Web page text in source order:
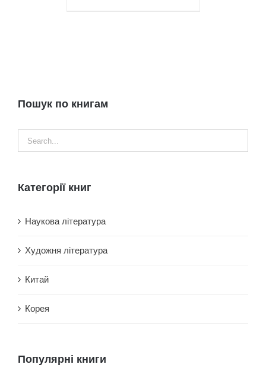
Пошук по книгам
Категорії книг
Наукова література
Художня література
Китай
Корея
Популярні книги